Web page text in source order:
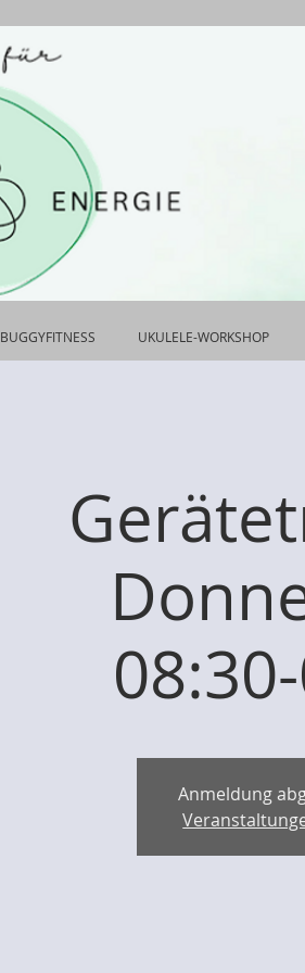
BUGGYFITNESS UKULELE-WORKSHOP
Anmeldung